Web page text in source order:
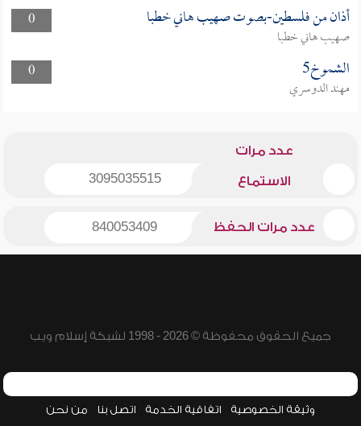
0
أذان من فلسطين-بصوت صهيب هاني خطبا
صهيب هاني خطبا
0
الشموخ5
مهند الدوسري
عدد مرات
الاستماع 3095035515
عدد مرات الحفظ 840053409
جميع الحقوق محفوظة © 2026 - 1998 لشبكة إسلام ويب
وثيقة الخصوصية اتفاقية الخدمة اتصل بنا من نحن